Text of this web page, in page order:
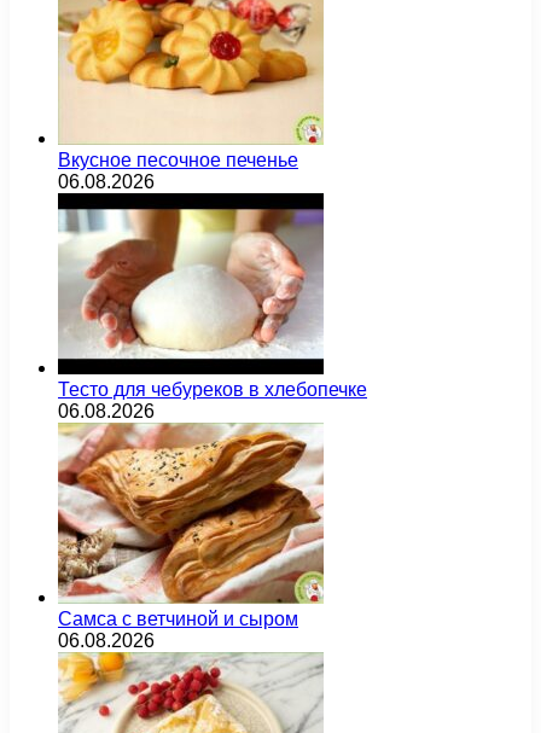
Вкусное песочное печенье
06.08.2026
Тесто для чебуреков в хлебопечке
06.08.2026
Самса с ветчиной и сыром
06.08.2026